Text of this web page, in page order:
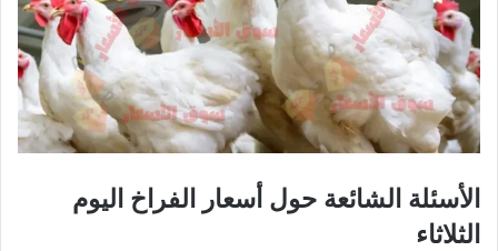
الأسئلة الشائعة حول أسعار الفراخ اليوم
الثلاثاء